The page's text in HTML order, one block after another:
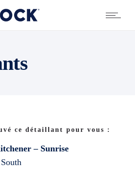
ce détaillant pour vous :
– Sunrise